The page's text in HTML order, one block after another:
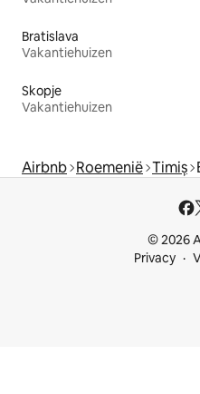
Bratislava
Vakantiehuizen
Skopje
Vakantiehuizen
Airbnb Roemenië Timiș
© 2026
Privacy